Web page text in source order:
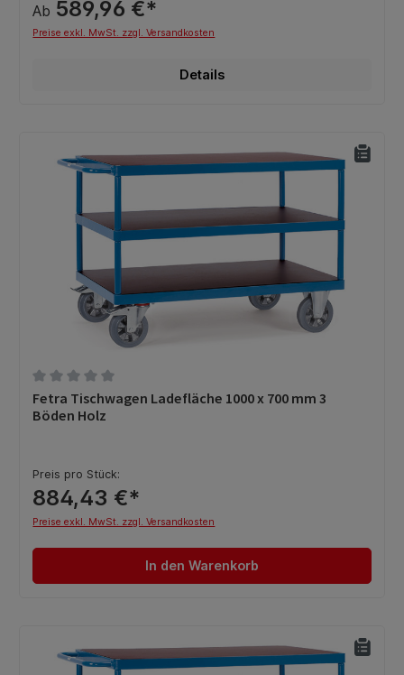
Ab 589,96 €*
Preise exkl. MwSt. zzgl. Versandkosten
Details
Durchschnittliche Bewertung von 0 von 5 Sternen
Fetra Tischwagen Ladefläche 1000 x 700 mm 3
Böden Holz
Preis pro Stück:
884,43 €*
Preise exkl. MwSt. zzgl. Versandkosten
In den Warenkorb